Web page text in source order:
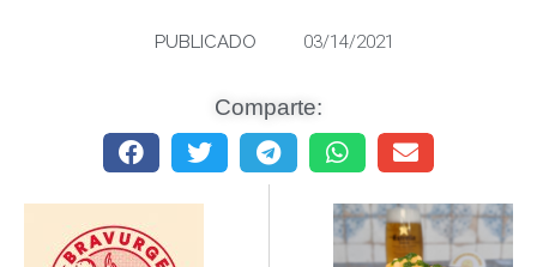
PUBLICADO 03/14/2021
Comparte: